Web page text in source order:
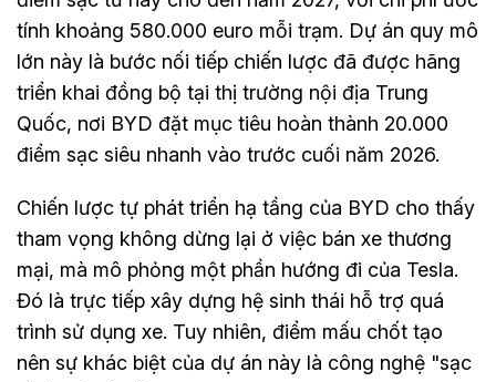
tính khoảng 580.000 euro mỗi trạm. Dự án quy mô
lớn này là bước nối tiếp chiến lược đã được hãng
triển khai đồng bộ tại thị trường nội địa Trung
Quốc, nơi BYD đặt mục tiêu hoàn thành 20.000
điểm sạc siêu nhanh vào trước cuối năm 2026.
Chiến lược tự phát triển hạ tầng của BYD cho thấy
tham vọng không dừng lại ở việc bán xe thương
mại, mà mô phỏng một phần hướng đi của Tesla.
Đó là trực tiếp xây dựng hệ sinh thái hỗ trợ quá
trình sử dụng xe. Tuy nhiên, điểm mấu chốt tạo
nên sự khác biệt của dự án này là công nghệ "sạc